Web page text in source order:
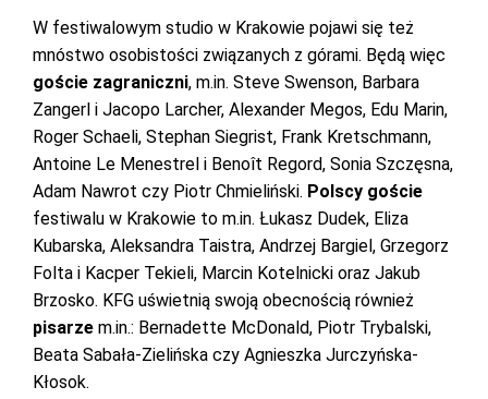
W festiwalowym studio w Krakowie pojawi się też
mnóstwo osobistości związanych z górami. Będą więc
goście zagraniczni, m.in. Steve Swenson, Barbara
Zangerl i Jacopo Larcher, Alexander Megos, Edu Marin,
Roger Schaeli, Stephan Siegrist, Frank Kretschmann,
Antoine Le Menestrel i Benoît Regord, Sonia Szczęsna,
Adam Nawrot czy Piotr Chmieliński. Polscy goście
festiwalu w Krakowie to m.in. Łukasz Dudek, Eliza
Kubarska, Aleksandra Taistra, Andrzej Bargiel, Grzegorz
Folta i Kacper Tekieli, Marcin Kotelnicki oraz Jakub
Brzosko. KFG uświetnią swoją obecnością również
pisarze m.in.: Bernadette McDonald, Piotr Trybalski,
Beata Sabała-Zielińska czy Agnieszka Jurczyńska-
Kłosok.